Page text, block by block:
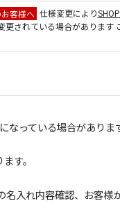
客様へ 仕様変更により
更されている場合があります
っている場合があり
す。
入れ内容確認、お客様